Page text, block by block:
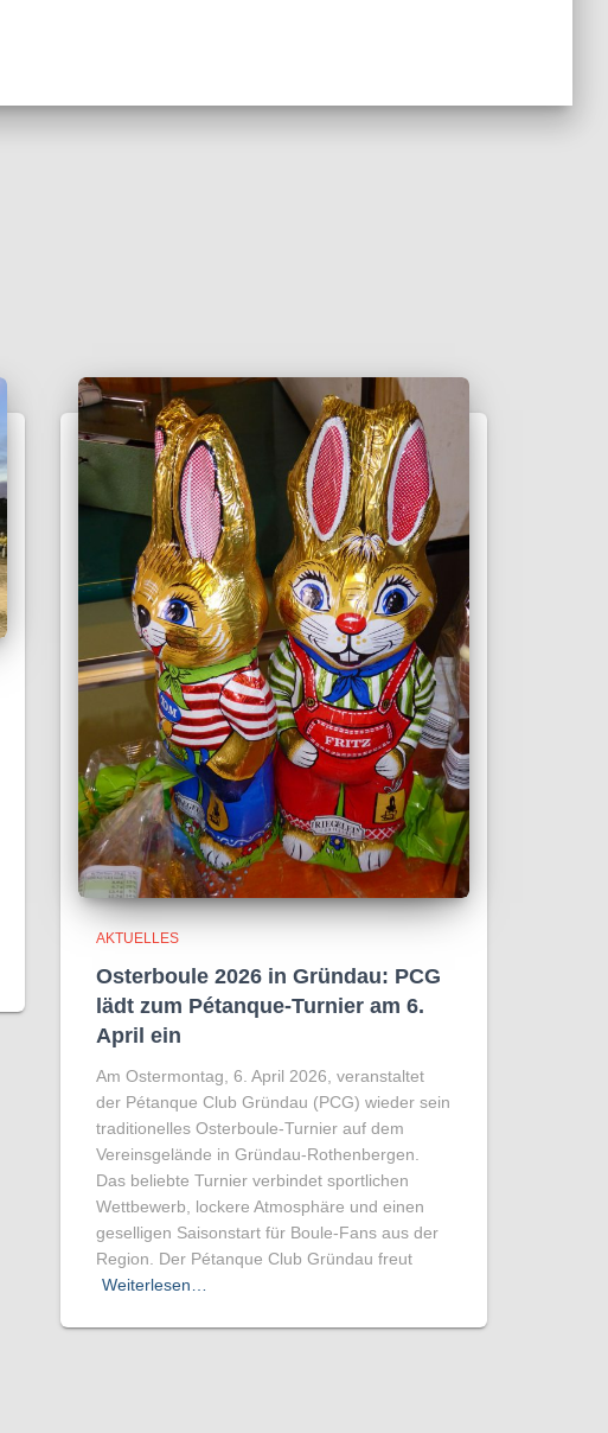
AKTUELLES
Osterboule 2026 in Gründau: PCG
lädt zum Pétanque-Turnier am 6.
April ein
Am Ostermontag, 6. April 2026, veranstaltet
der Pétanque Club Gründau (PCG) wieder sein
traditionelles Osterboule-Turnier auf dem
Vereinsgelände in Gründau-Rothenbergen.
Das beliebte Turnier verbindet sportlichen
Wettbewerb, lockere Atmosphäre und einen
geselligen Saisonstart für Boule-Fans aus der
Region. Der Pétanque Club Gründau freut
Weiterlesen…